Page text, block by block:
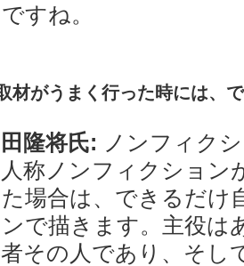
すね。
材がうまく行った時には、
隆将氏: ノンフィク
称ノンフィクション
た場合は、できるだけ
ンで描きます。主役は
その人であり、そし